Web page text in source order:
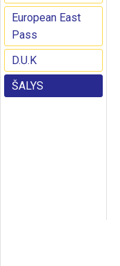
European East
Pass
D.U.K
ŠALYS